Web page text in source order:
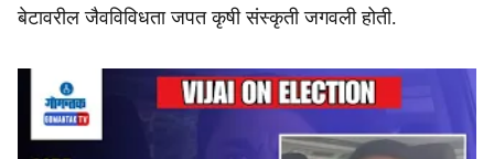
बेटावरील जैवविविधता जपत कृषी संस्कृती जगवली होती.